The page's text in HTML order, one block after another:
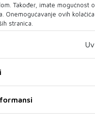
Također, imate mogućnost
Onemogućavanje ovih
stranica.